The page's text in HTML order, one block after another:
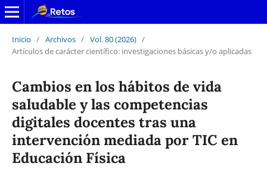
Inicio / Archivos / Vol. 80 (2026) /
Artículos de carácter científico: investigaciones básicas y/o aplicadas
Cambios en los hábitos de vida
saludable y las competencias
digitales docentes tras una
intervención mediada por TIC en
Educación Física